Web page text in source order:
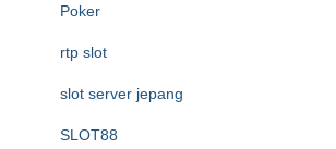
Poker
rtp slot
slot server jepang
SLOT88